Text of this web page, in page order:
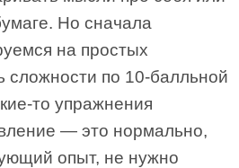
Но сначала
на простых
сложности по 10-балльной
то упражнения
— это нормально,
опыт, не нужно